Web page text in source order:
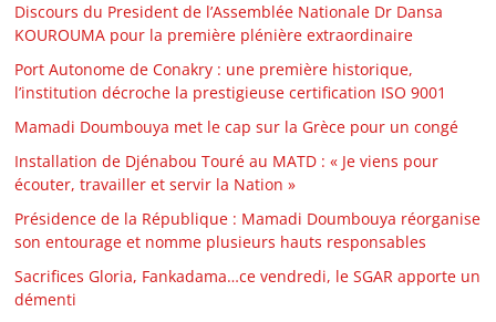
Discours du President de l’Assemblée Nationale Dr Dansa
KOUROUMA pour la première plénière extraordinaire
Port Autonome de Conakry : une première historique,
l’institution décroche la prestigieuse certification ISO 9001
Mamadi Doumbouya met le cap sur la Grèce pour un congé
Installation de Djénabou Touré au MATD : « Je viens pour
écouter, travailler et servir la Nation »
Présidence de la République : Mamadi Doumbouya réorganise
son entourage et nomme plusieurs hauts responsables
Sacrifices Gloria, Fankadama…ce vendredi, le SGAR apporte un
démenti